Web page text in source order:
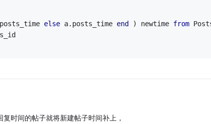
else a.posts_time end ) newtime from
时间的帖子就将新建帖子时间补上，